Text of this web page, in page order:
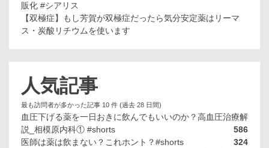
販化 #シアリス
【双極症】もし芳賀が双極症だったら気分安定薬はリーマ
ス・炭酸リチウムを使います
人気記事
最も訪問者が多かった記事 10 件 (過去 28 日間)
血圧下げる薬を一日おきに飲んでもいいのか？高血圧治療解
説_相模原内科① #shorts
586
医師は薬は飲まない？これホント？#shorts
324